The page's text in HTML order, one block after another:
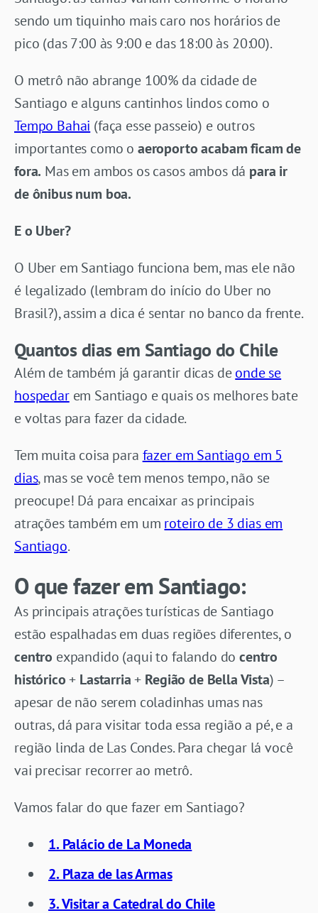
sendo um tiquinho mais caro nos horários de
pico (das 7:00 às 9:00 e das 18:00 às 20:00).
O metrô não abrange 100% da cidade de
Santiago e alguns cantinhos lindos como o
Tempo Bahai (faça esse passeio) e outros
importantes como o aeroporto acabam ficam de
fora. Mas em ambos os casos ambos dá para ir
de ônibus num boa.
E o Uber?
O Uber em Santiago funciona bem, mas ele não
é legalizado (lembram do início do Uber no
Brasil?), assim a dica é sentar no banco da frente.
Quantos dias em Santiago do Chile
Além de também já garantir dicas deonde se
hospedarem Santiago e quais os melhores bate
e voltas para fazer da cidade.
Tem muita coisa para fazer em Santiago em 5
dias, mas se você tem menos tempo, não se
preocupe! Dá para encaixar as principais
atrações também em um roteiro de 3 dias em
Santiago.
O que fazer em Santiago:
As principais atrações turísticas de Santiago
estão espalhadas em duas regiões diferentes, o
centro expandido (aqui to falando docentro
histórico+ Lastarria+ Região de Bella Vista) –
apesar de não serem coladinhas umas nas
outras, dá para visitar toda essa região a pé, e a
região linda de Las Condes. Para chegar lá você
vai precisar recorrer ao metrô.
Vamos falar do que fazer em Santiago?
1. Palácio de La Moneda
2. Plaza de las Armas
3. Visitar a Catedral do Chile